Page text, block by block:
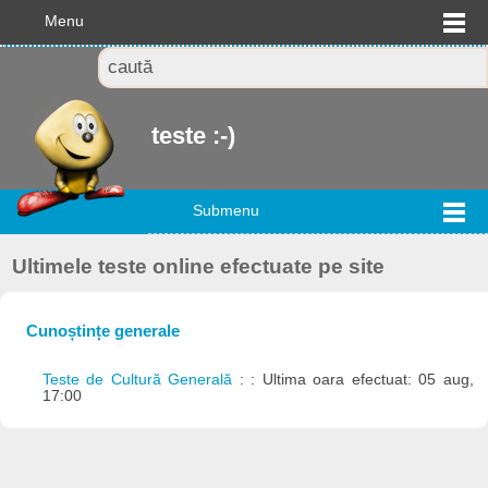
Menu
teste :-)
Submenu
Ultimele teste online efectuate pe site
Cunoștințe generale
Teste de Cultură Generală : : Ultima oara efectuat: 05 aug,
17:00